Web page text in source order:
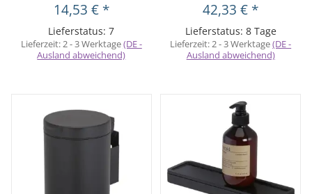
14,53 € *
Lieferstatus: 7
Lieferzeit:2 - 3 Werktage(DE -
Ausland abweichend)
42,33 € *
Lieferstatus: 8 Tage
Lieferzeit:2 - 3 Werktage(DE -
Ausland abweichend)